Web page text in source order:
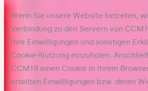
Wenn Sie unsere Website betreten,
Verbindung zu den Servern von
Ihre Einwilligungen und sonstigen
Cookie-Nutzung einzuholen.
CCM19 einen Cookie in Ihrem
erteilten Einwilligungen bzw. deren